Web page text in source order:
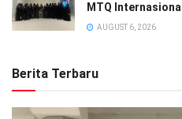
MTQ
AUGUST 6, 2026
Berita Terbaru